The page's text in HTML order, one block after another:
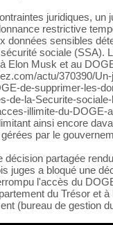
juridiques, un
restrictive
données sensibles
sociale (SSA).
Elon Musk et au
actu/370390/
de-supprimer-les-
de-la-Securite-
illimite-du-DOGE-
ainsi encore
par le
décision partagée
juges a bloqué une
l'accès du
du Trésor et à
(bureau de gestion